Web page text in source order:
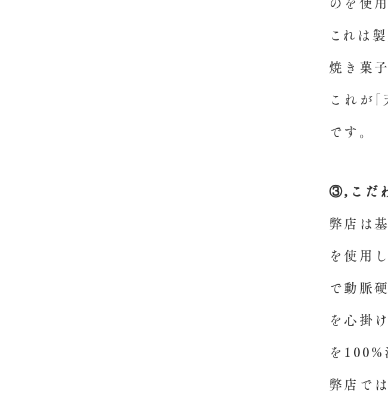
のを使
これは
焼き菓
これが
です。
③,こだ
弊店は
を使用
で動脈
を心掛
を100%
弊店で